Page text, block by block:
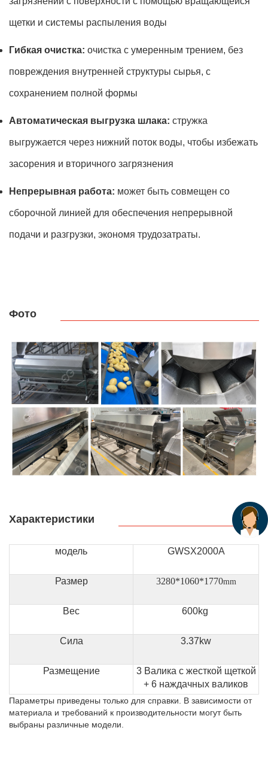
щетки и системы распыления воды
Гибкая очистка: очистка с умеренным трением, без
повреждения внутренней структуры сырья, с
сохранением полной формы
Автоматическая выгрузка шлака: стружка
выгружается через нижний поток воды, чтобы избежать
засорения и вторичного загрязнения
Непрерывная работа: может быть совмещен со
сборочной линией для обеспечения непрерывной
подачи и разгрузки, экономя трудозатраты.
Фото
Характеристики
модель GWSX2000A
Размер 3280*1060*1770mm
Вес 600kg
Сила 3.37kw
Размещение
3 Валика с жесткой щеткой
+ 6 наждачных валиков
Параметры приведены только для справки. В зависимости от
материала и требований к производительности могут быть
выбраны различные модели.